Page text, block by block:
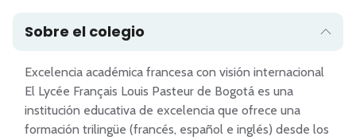
Sobre el colegio
Excelencia académica francesa con visión internacional
El Lycée Français Louis Pasteur de Bogotá es una
institución educativa de excelencia que ofrece una
formación trilingüe (francés, español e inglés) desde los